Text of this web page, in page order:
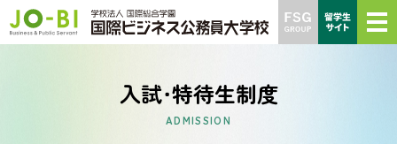
入試・特待生制度
ADMISSION